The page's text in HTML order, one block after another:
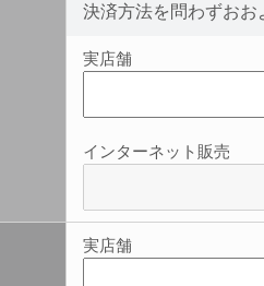
決済方法を問わずお
実店舗
インターネット販売
実店舗